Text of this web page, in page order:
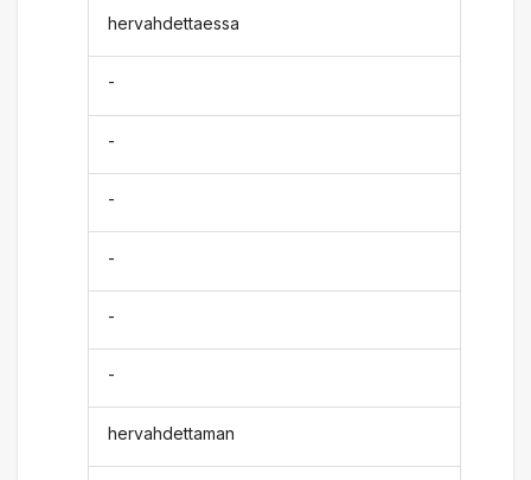
hervahdettaessa
-
-
-
-
-
-
hervahdettaman